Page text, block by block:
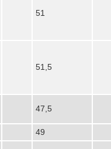
51
51,5
47,5
49